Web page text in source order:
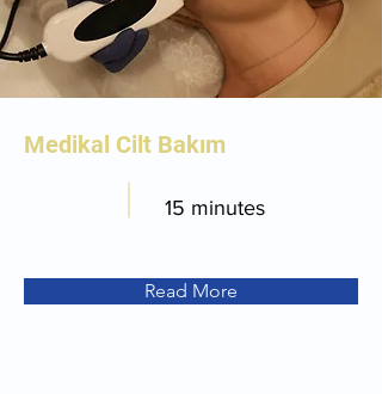
Medikal Cilt Bakım
15 minutes
Read More